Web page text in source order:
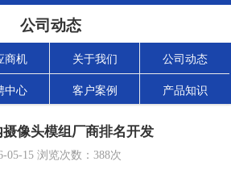
公司动态
商机 关于我们 公司动态
中心 客户案例 产品知识
摄像头模组厂商排名开发
05-15浏览次数： 388次